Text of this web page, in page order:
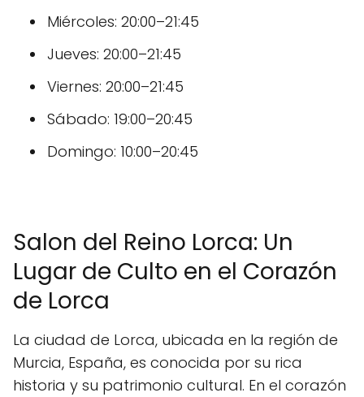
Miércoles: 20:00–21:45
Jueves: 20:00–21:45
Viernes: 20:00–21:45
Sábado: 19:00–20:45
Domingo: 10:00–20:45
Salon del Reino Lorca: Un
Lugar de Culto en el Corazón
de Lorca
La ciudad de Lorca, ubicada en la región de
Murcia, España, es conocida por su rica
historia y su patrimonio cultural. En el corazón